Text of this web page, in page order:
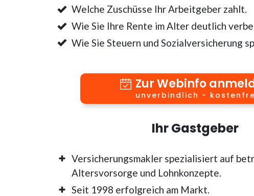
Welche Zuschüsse Ihr Arbeitgeber zahlt.
Wie Sie Ihre Rente im Alter deutlich
Wie Sie Steuern und Sozialversicherung
Zur Webinfo
unverbindlich -
Ihr Gastgeber
Versicherungsmakler spezialisiert auf
Altersvorsorge und Lohnkonzepte.
Seit 1998 erfolgreich am Markt.